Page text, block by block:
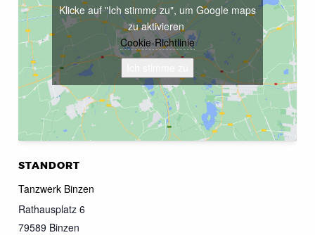
STANDORT
Tanzwerk Binzen
Rathausplatz 6
79589 Binzen
Klicke auf "Ich stimme zu", um Google maps
zu aktivieren
Cookie-Richtlinie